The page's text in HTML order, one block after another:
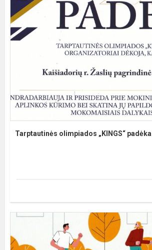
Tarptautinės olimpiados „KINGS“ padėka